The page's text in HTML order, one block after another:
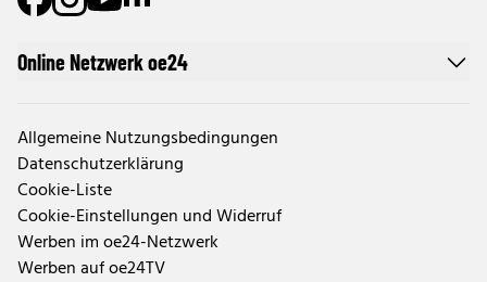
Online Netzwerk oe24
Allgemeine Nutzungsbedingungen
Datenschutzerklärung
Cookie-Liste
Cookie-Einstellungen und Widerruf
Werben im oe24-Netzwerk
Werben auf oe24TV